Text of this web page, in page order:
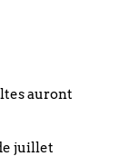
marcher
quand cela
laissait prendre
auront
juillet